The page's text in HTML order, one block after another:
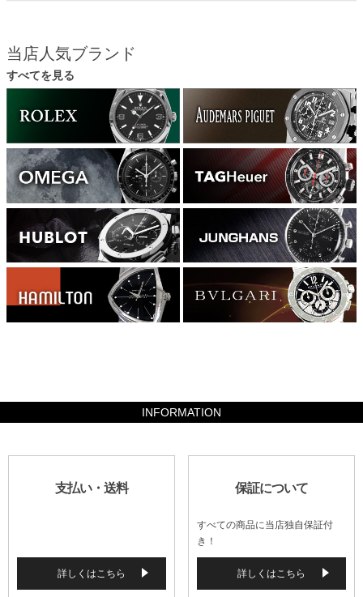
当店人気ブランド
すべてを見る
INFORMATION
支払い・送料
詳しくはこちら
保証について
すべての商品に当店独自保証付
き！
詳しくはこちら